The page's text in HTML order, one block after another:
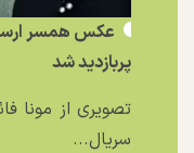
عکس همسر
پربازدید شد
تصویری از مونا
سریال...